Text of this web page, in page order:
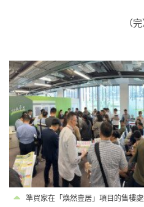
準買家在「煥然壹居」項目的售樓
（完